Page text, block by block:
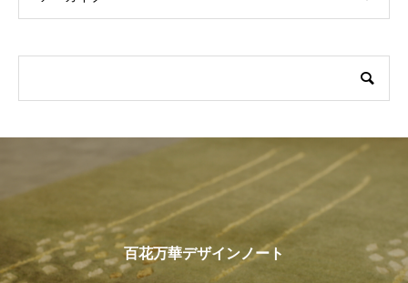
百花万華デザインノート